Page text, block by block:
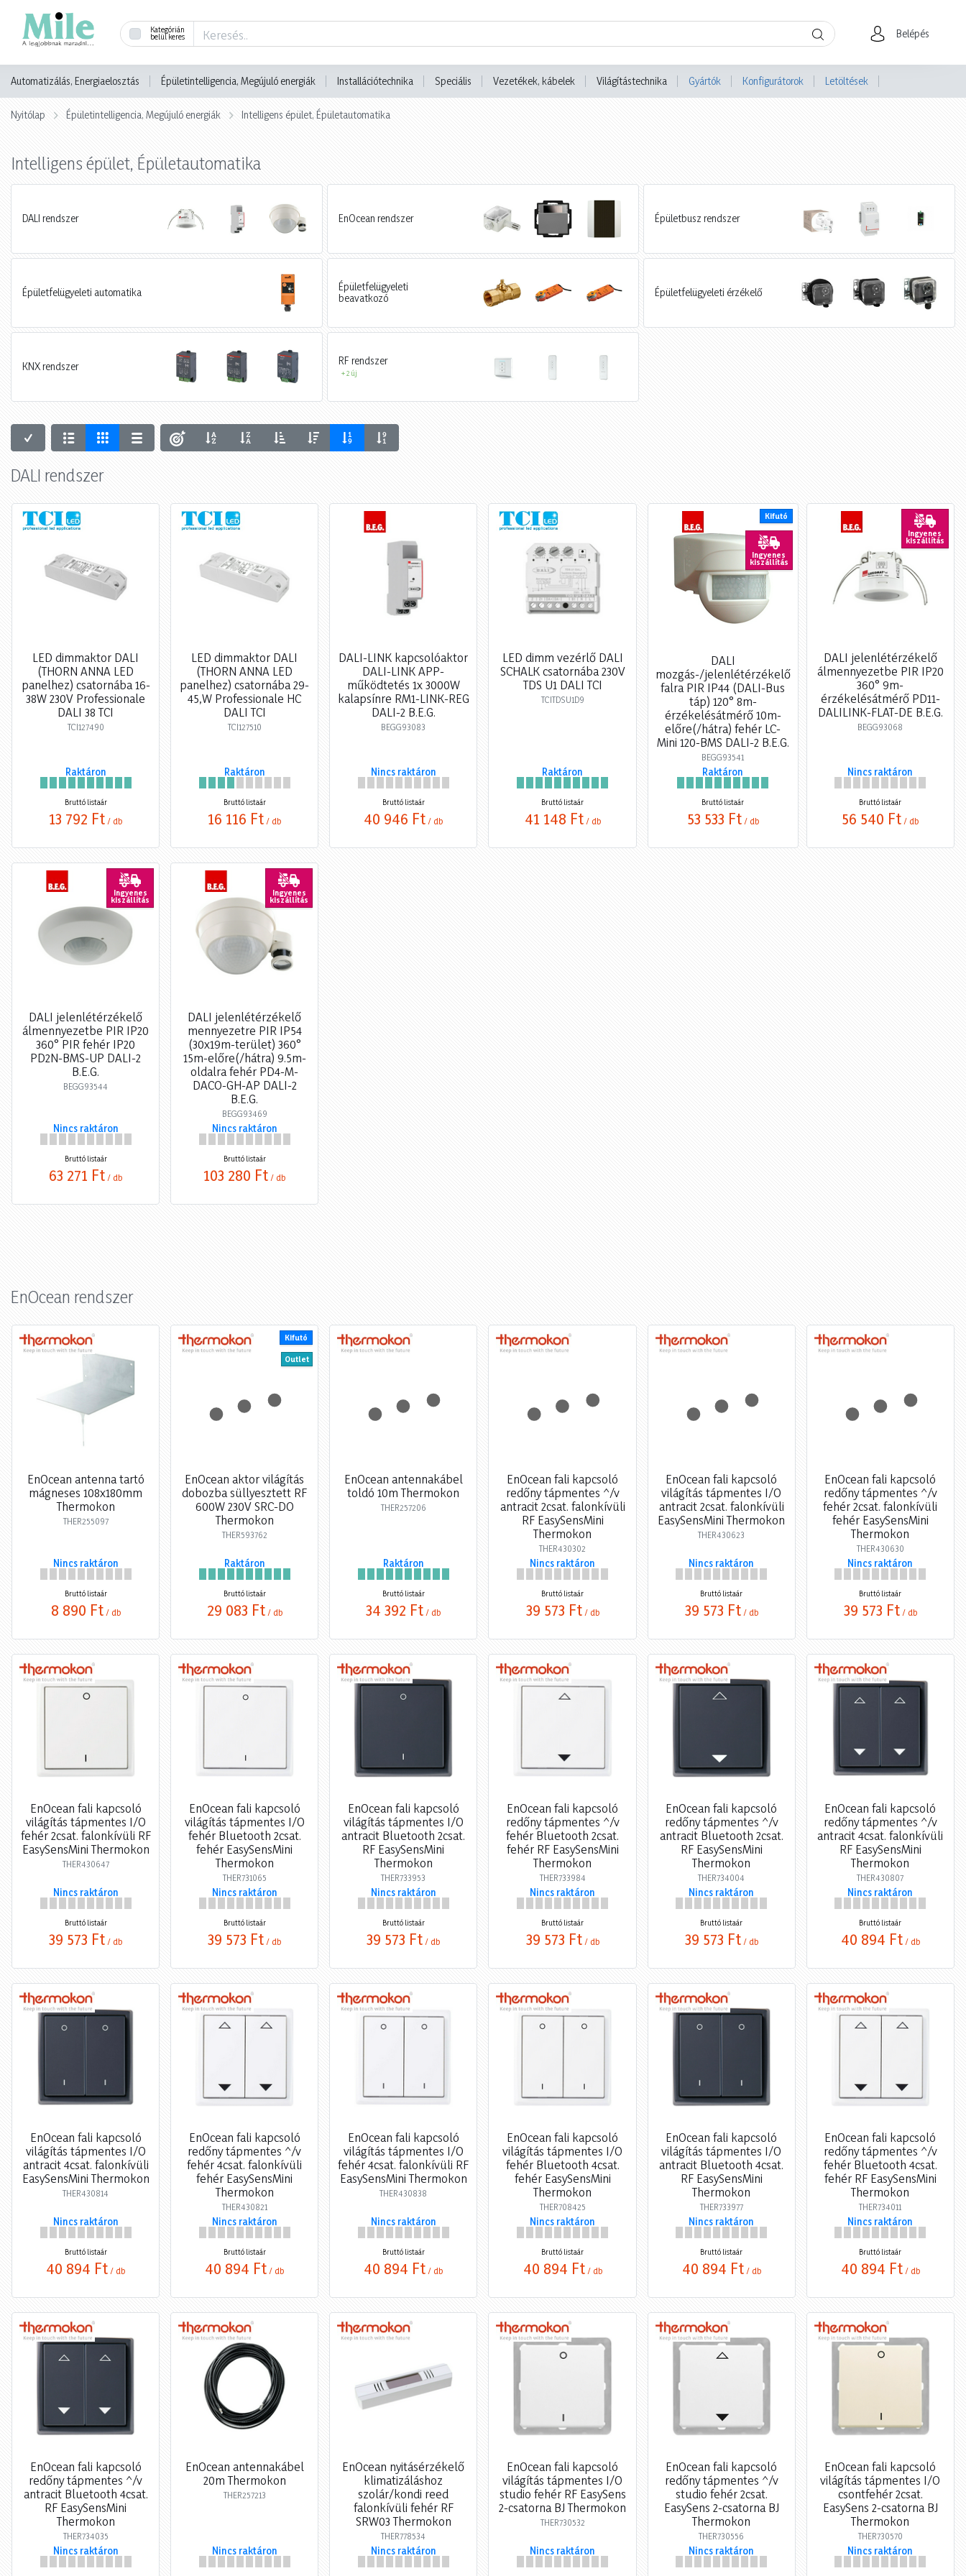
Kategórián
belül keres Belépés
Automatizálás, Energiaelosztás Épületintelligencia, Megújuló energiák Installációtechnika Speciális Vezetékek, kábelek Világítástechnika Gyártók Konfigurátorok Letöltések
Nyitólap Épületintelligencia, Megújuló energiák Intelligens épület, Épületautomatika
Intelligens épület, Épületautomatika
DALI rendszer EnOcean rendszer Épületbusz rendszer
Épületfelügyeleti automatika
Épületfelügyeleti
beavatkozó
Épületfelügyeleti érzékelő
KNX rendszer RF rendszer
+ 2 új
DALI rendszer
LED dimmaktor DALI
(THORN ANNA LED
panelhez) csatornába 16-
38W 230V Professionale
DALI 38 TCI
TCI127490
Raktáron
Bruttó listaár
13 792 Ft / db
LED dimmaktor DALI
(THORN ANNA LED
panelhez) csatornába 29-
45,W Professionale HC
DALI TCI
TCI127510
Raktáron
Bruttó listaár
16 116 Ft / db
DALI-LINK kapcsolóaktor
DALI-LINK APP-
működtetés 1x 3000W
kalapsínre RM1-LINK-REG
DALI-2 B.E.G.
BEGG93083
Nincs raktáron
Bruttó listaár
40 946 Ft / db
LED dimm vezérlő DALI
SCHALK csatornába 230V
TDS U1 DALI TCI
TCITDSU1D9
Raktáron
Bruttó listaár
41 148 Ft / db
Kifutó
Ingyenes
kiszállítás
DALI
mozgás-/jelenlétérzékelő
falra PIR IP44 (DALI-Bus
táp) 120° 8m-
érzékelésátmérő 10m-
előre(/hátra) fehér LC-
Mini 120-BMS DALI-2 B.E.G.
BEGG93541
Raktáron
Bruttó listaár
53 533 Ft / db
Ingyenes
kiszállítás
DALI jelenlétérzékelő
álmennyezetbe PIR IP20
360° 9m-
érzékelésátmérő PD11-
DALILINK-FLAT-DE B.E.G.
BEGG93068
Nincs raktáron
Bruttó listaár
56 540 Ft / db
Ingyenes
kiszállítás
DALI jelenlétérzékelő
álmennyezetbe PIR IP20
360° PIR fehér IP20
PD2N-BMS-UP DALI-2
B.E.G.
BEGG93544
Nincs raktáron
Bruttó listaár
63 271 Ft / db
Ingyenes
kiszállítás
DALI jelenlétérzékelő
mennyezetre PIR IP54
(30x19m-terület) 360°
15m-előre(/hátra) 9.5m-
oldalra fehér PD4-M-
DACO-GH-AP DALI-2
B.E.G.
BEGG93469
Nincs raktáron
Bruttó listaár
103 280 Ft / db
EnOcean rendszer
EnOcean antenna tartó
mágneses 108x180mm
Thermokon
THER255097
Nincs raktáron
Bruttó listaár
8 890 Ft / db
Kifutó
Outlet
EnOcean aktor világítás
dobozba süllyesztett RF
600W 230V SRC-DO
Thermokon
THER593762
Raktáron
Bruttó listaár
29 083 Ft / db
EnOcean antennakábel
toldó 10m Thermokon
THER257206
Raktáron
Bruttó listaár
34 392 Ft / db
EnOcean fali kapcsoló
redőny tápmentes ^/v
antracit 2csat. falonkívüli
RF EasySensMini
Thermokon
THER430302
Nincs raktáron
Bruttó listaár
39 573 Ft / db
EnOcean fali kapcsoló
világítás tápmentes I/O
antracit 2csat. falonkívüli
EasySensMini Thermokon
THER430623
Nincs raktáron
Bruttó listaár
39 573 Ft / db
EnOcean fali kapcsoló
redőny tápmentes ^/v
fehér 2csat. falonkívüli
fehér EasySensMini
Thermokon
THER430630
Nincs raktáron
Bruttó listaár
39 573 Ft / db
EnOcean fali kapcsoló
világítás tápmentes I/O
fehér 2csat. falonkívüli RF
EasySensMini Thermokon
THER430647
Nincs raktáron
Bruttó listaár
39 573 Ft / db
EnOcean fali kapcsoló
világítás tápmentes I/O
fehér Bluetooth 2csat.
fehér EasySensMini
Thermokon
THER731065
Nincs raktáron
Bruttó listaár
39 573 Ft / db
EnOcean fali kapcsoló
világítás tápmentes I/O
antracit Bluetooth 2csat.
RF EasySensMini
Thermokon
THER733953
Nincs raktáron
Bruttó listaár
39 573 Ft / db
EnOcean fali kapcsoló
redőny tápmentes ^/v
fehér Bluetooth 2csat.
fehér RF EasySensMini
Thermokon
THER733984
Nincs raktáron
Bruttó listaár
39 573 Ft / db
EnOcean fali kapcsoló
redőny tápmentes ^/v
antracit Bluetooth 2csat.
RF EasySensMini
Thermokon
THER734004
Nincs raktáron
Bruttó listaár
39 573 Ft / db
EnOcean fali kapcsoló
redőny tápmentes ^/v
antracit 4csat. falonkívüli
RF EasySensMini
Thermokon
THER430807
Nincs raktáron
Bruttó listaár
40 894 Ft / db
EnOcean fali kapcsoló
világítás tápmentes I/O
antracit 4csat. falonkívüli
EasySensMini Thermokon
THER430814
Nincs raktáron
Bruttó listaár
40 894 Ft / db
EnOcean fali kapcsoló
redőny tápmentes ^/v
fehér 4csat. falonkívüli
fehér EasySensMini
Thermokon
THER430821
Nincs raktáron
Bruttó listaár
40 894 Ft / db
EnOcean fali kapcsoló
világítás tápmentes I/O
fehér 4csat. falonkívüli RF
EasySensMini Thermokon
THER430838
Nincs raktáron
Bruttó listaár
40 894 Ft / db
EnOcean fali kapcsoló
világítás tápmentes I/O
fehér Bluetooth 4csat.
fehér EasySensMini
Thermokon
THER708425
Nincs raktáron
Bruttó listaár
40 894 Ft / db
EnOcean fali kapcsoló
világítás tápmentes I/O
antracit Bluetooth 4csat.
RF EasySensMini
Thermokon
THER733977
Nincs raktáron
Bruttó listaár
40 894 Ft / db
EnOcean fali kapcsoló
redőny tápmentes ^/v
fehér Bluetooth 4csat.
fehér RF EasySensMini
Thermokon
THER734011
Nincs raktáron
Bruttó listaár
40 894 Ft / db
EnOcean fali kapcsoló
redőny tápmentes ^/v
antracit Bluetooth 4csat.
RF EasySensMini
Thermokon
THER734035
Nincs raktáron
EnOcean antennakábel
20m Thermokon
THER257213
Nincs raktáron
EnOcean nyitásérzékelő
klimatizáláshoz
szolár/kondi reed
falonkívüli fehér RF
SRW03 Thermokon
THER778534
Nincs raktáron
EnOcean fali kapcsoló
világítás tápmentes I/O
studio fehér RF EasySens
2-csatorna BJ Thermokon
THER730532
Nincs raktáron
EnOcean fali kapcsoló
redőny tápmentes ^/v
studio fehér 2csat.
EasySens 2-csatorna BJ
Thermokon
THER730556
Nincs raktáron
EnOcean fali kapcsoló
világítás tápmentes I/O
csontfehér 2csat.
EasySens 2-csatorna BJ
Thermokon
THER730570
Nincs raktáron